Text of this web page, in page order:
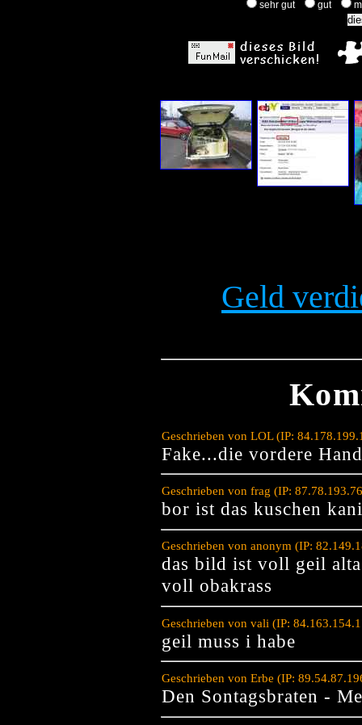
sehr gut gut
Geld
Geschrieben von LOL (IP:
Fake...die vordere
Geschrieben von frag (IP:
bor ist das kuschen
Geschrieben von anonym (IP:
das bild ist voll geil alta
voll obakrass
Geschrieben von vali (IP:
geil muss i habe
Geschrieben von Erbe (IP:
Den Sontagsbraten -